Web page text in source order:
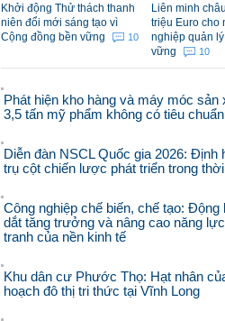
Khởi động Thử thách thanh
niên đổi mới sáng tạo vì
Cộng đồng bền vững
10
Liên minh
triệu Euro cho
nghiệp quản
vững
10
Phát hiện kho hàng và máy móc sản
3,5 tấn mỹ phẩm không có tiêu chuẩn
Diễn đàn NSCL Quốc gia 2026: Định
trụ cột chiến lược phát triển trong
Công nghiệp chế biến, chế tạo: Động
dắt tăng trưởng và nâng cao năng
tranh của nền kinh tế
Khu dân cư Phước Thọ: Hạt nhân
hoạch đô thị tri thức tại Vĩnh Long